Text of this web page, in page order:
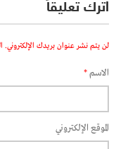
اترك تعليقاً
لن يتم نشر عنوان بريدك الإلكتروني.
الاسم*
الموقع الإلكتروني